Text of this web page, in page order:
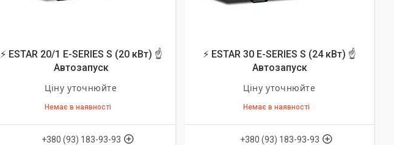
⚡ ESTAR 20/1 E-SERIES S (20 кВт) ☝
Автозапуск
Ціну уточнюйте
Немає в наявності
+380 (93) 183-93-93
⚡ ESTAR 30 E-SERIES S (24 кВт) ☝
Автозапуск
Ціну уточнюйте
Немає в наявності
+380 (93) 183-93-93